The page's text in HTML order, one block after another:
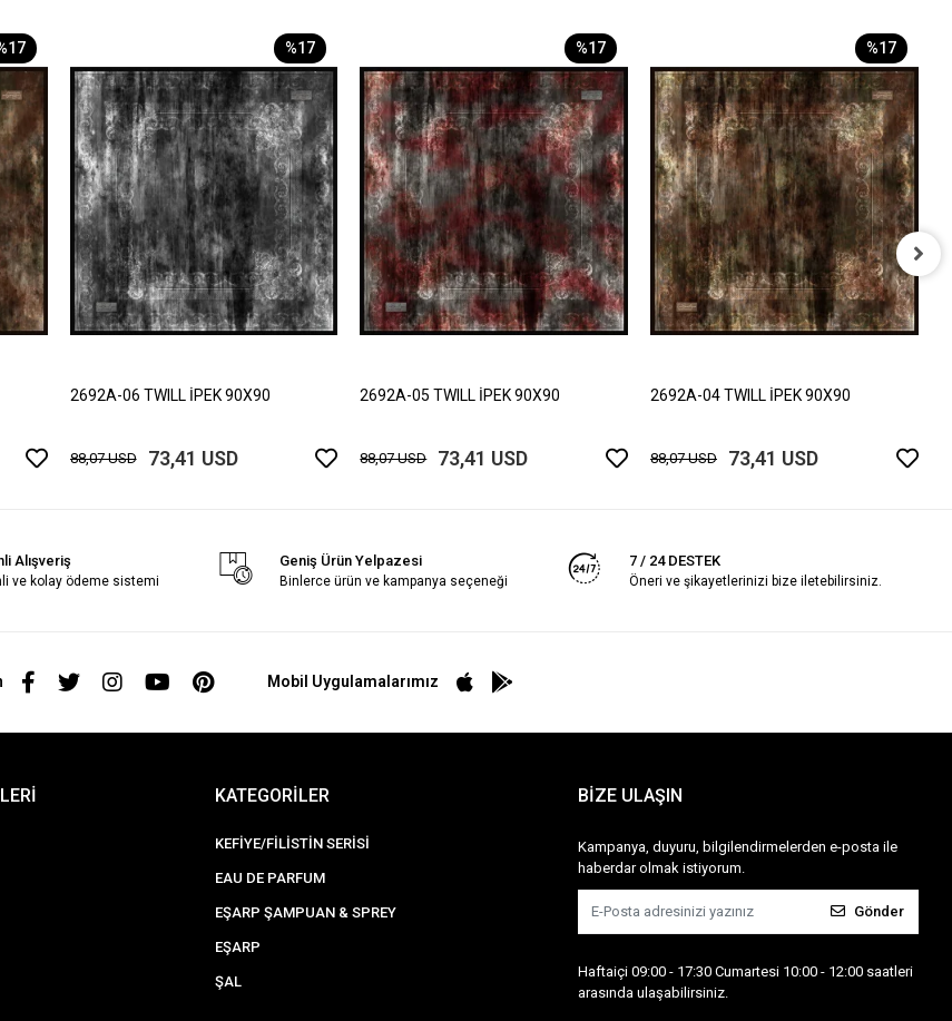
%17
2692A-06 TWILL İPEK 90X90
88,07 USD 73,41 USD
%17
2692A-05 TWILL İPEK 90X90
88,07 USD 73,41 USD
%17
2692A-04 TWILL İPEK 90X90
88,07 USD 73,41 USD
Alışveriş
ve kolay ödeme sistemi
Geniş Ürün Yelpazesi
Binlerce ürün ve kampanya seçeneği
7 / 24 DESTEK
Öneri ve şikayetlerinizi bize iletebilirsiniz.
Mobil Uygulamalarımız
KATEGORİLER
KEFİYE/FİLİSTİN SERİSİ
EAU DE PARFUM
EŞARP ŞAMPUAN & SPREY
EŞARP
ŞAL
BİZE ULAŞIN
Kampanya, duyuru, bilgilendirmelerden e-posta ile
haberdar olmak istiyorum.
Gönder
Haftaiçi 09:00 - 17:30 Cumartesi 10:00 - 12:00 saatleri
arasında ulaşabilirsiniz.